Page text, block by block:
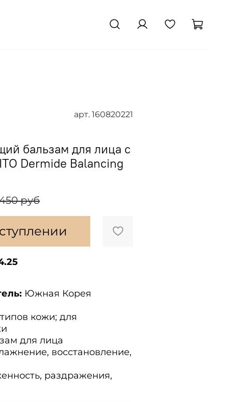
арт. 160820221
бальзам для лица с
Dermide Balancing
руб
Южная Корея
кожи; для
для лица
восстановление,
раздражения,